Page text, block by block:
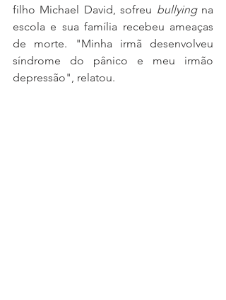
filho Michael David, sofreu bullying na
escola e sua família recebeu ameaças
de morte. "Minha irmã desenvolveu
síndrome do pânico e meu irmão
depressão", relatou.